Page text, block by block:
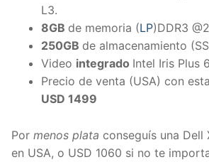
L3.
8GB de memoria (LP)DDR3
250GB de almacenamiento
Video integrado Intel Iris Plus
Precio de venta (USA) con
USD 1499
Por menos plata conseguís una Dell
en USA, o USD 1060 si no te